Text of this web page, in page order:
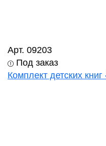
Арт. 09203
Под заказ
Комплект детских